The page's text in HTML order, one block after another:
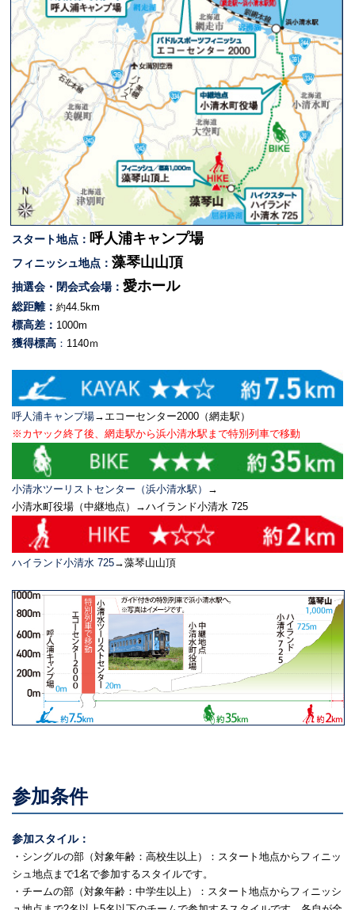
スタート地点： 呼人浦キャンプ場
フィニッシュ地点： 藻琴山山頂
抽選会・閉会式会場： 愛ホール
総距離： 約44.5km
標高差： 1000m
獲得標高 ： 1140ｍ
呼人浦キャンプ場→エコーセンター2000（網走駅）
※カヤック終了後、網走駅から浜小清水駅まで特別列車で移動
小清水ツーリストセンター（浜小清水駅）
→
小清水町役場（中継地点）→ハイランド小清水 725
ハイランド小清水 725→藻琴山山頂
参加条件
参加スタイル：
・シングルの部（対象年齢：高校生以上）：スタート地点からフィニッ
シュ地点まで1名で参加するスタイルです。
・チームの部（対象年齢：中学生以上）：スタート地点からフィニッシ